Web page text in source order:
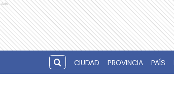
Ads
CIUDAD PROVINCIA PAÍS